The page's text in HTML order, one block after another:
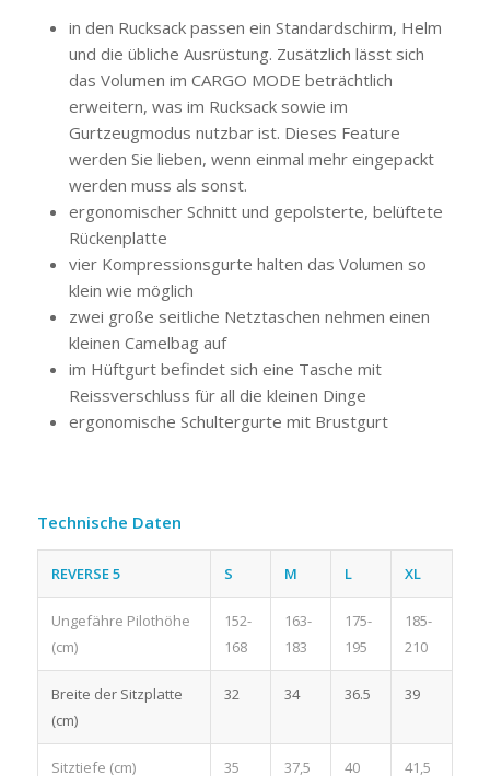
in den Rucksack passen ein Standardschirm, Helm
und die übliche Ausrüstung. Zusätzlich lässt sich
das Volumen im CARGO MODE beträchtlich
erweitern, was im Rucksack sowie im
Gurtzeugmodus nutzbar ist. Dieses Feature
werden Sie lieben, wenn einmal mehr eingepackt
werden muss als sonst.
ergonomischer Schnitt und gepolsterte, belüftete
Rückenplatte
vier Kompressionsgurte halten das Volumen so
klein wie möglich
zwei große seitliche Netztaschen nehmen einen
kleinen Camelbag auf
im Hüftgurt befindet sich eine Tasche mit
Reissverschluss für all die kleinen Dinge
ergonomische Schultergurte mit Brustgurt
Technische Daten
REVERSE 5 S M L XL
Ungefähre Pilothöhe
(cm)
152-
168
163-
183
175-
195
185-
210
Breite der Sitzplatte
(cm)
32 34 36.5 39
Sitztiefe (cm) 35 37,5 40 41,5